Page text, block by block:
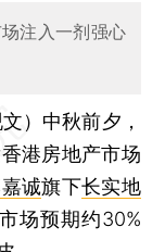
注入一剂强心
） 中秋前夕，
港房地产市场
诚旗下长实地
场预期约30%